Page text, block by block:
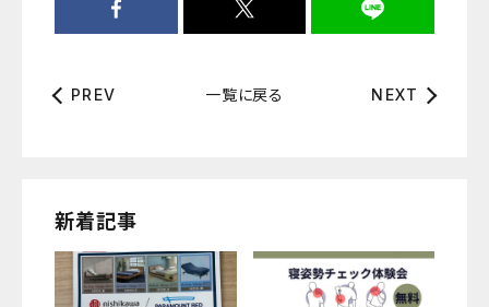
PREV 一覧に戻る NEXT
新着記事